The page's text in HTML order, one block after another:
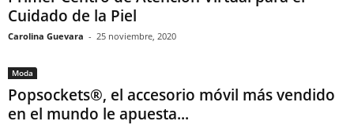
Cuidado de la Piel
Carolina Guevara - 25 noviembre, 2020
Moda
Popsockets®, el accesorio móvil más vendido
en el mundo le apuesta...